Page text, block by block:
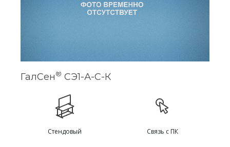
ГалСен® СЭ1-А-С-К
Стендовый Связь с ПК